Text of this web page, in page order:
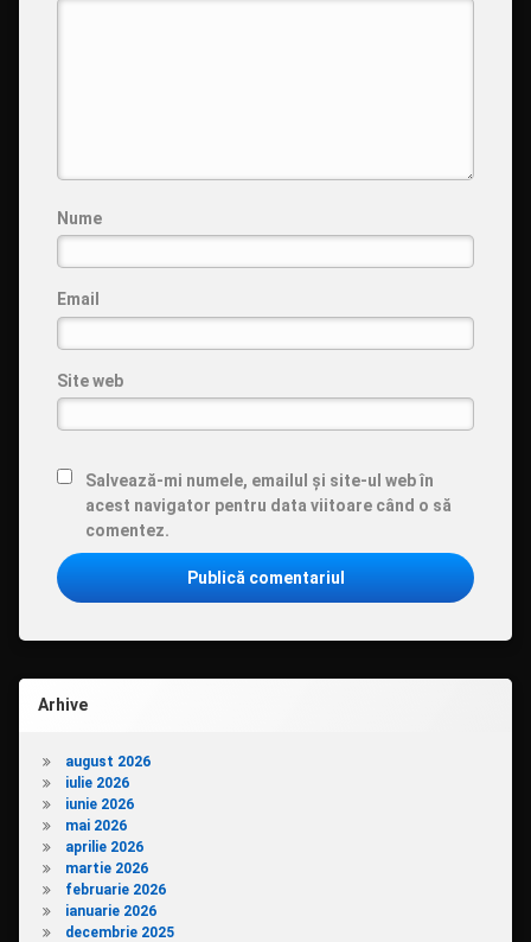
Nume
Email
Site web
Salvează-mi numele, emailul și site-ul web în
acest navigator pentru data viitoare când o să
comentez.
Arhive
august 2026
iulie 2026
iunie 2026
mai 2026
aprilie 2026
martie 2026
februarie 2026
ianuarie 2026
decembrie 2025